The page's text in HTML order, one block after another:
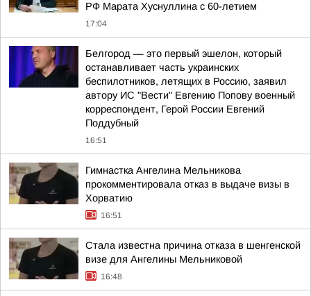
РФ Марата Хуснуллина с 60-летием
17:04
Белгород — это первый эшелон, который
останавливает часть украинских
беспилотников, летящих в Россию, заявил
автору ИС "Вести" Евгению Попову военный
корреспондент, Герой России Евгений
Поддубный
16:51
Гимнастка Ангелина Мельникова
прокомментировала отказ в выдаче визы в
Хорватию
16:51
Стала известна причина отказа в шенгенской
визе для Ангелины Мельниковой
16:48